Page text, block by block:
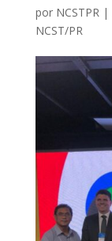
por NCSTPR|
NCST/PR